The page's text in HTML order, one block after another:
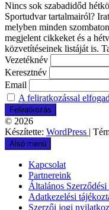
Nincs sok szabadidőd
Sportudvar tartalmairól?
melyben minden
megjelent cikkeket és a
közvetítéseinek listáját is.
Vezetéknév
Keresztnév
Email
A feliratkozással
© 2026
Készítette: WordPress |
Alsó menü
Kapcsolat
Partnereink
Általános
Adatkezelési
Szerzői jogi